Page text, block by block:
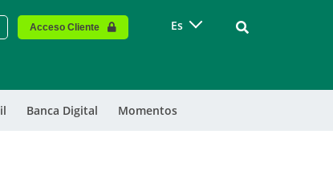
Acceso Cliente Es Vinculo -
Banca Digital Momentos